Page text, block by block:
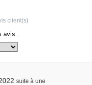
client(s)
avis :
suite à une